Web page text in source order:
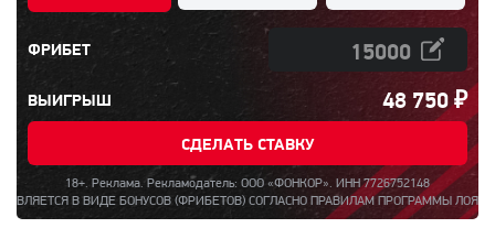
ФРИБЕТ
ВЫИГРЫШ 48 750₽
СДЕЛАТЬ СТАВКУ
18+. Реклама. Рекламодатель: ООО «ФОНКОР». ИНН 7726752148
В ВИДЕ БОНУСОВ (ФРИБЕТОВ) СОГЛАСНО ПРАВИЛАМ ПРОГРАММЫ